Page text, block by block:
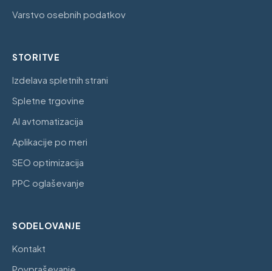
Varstvo osebnih podatkov
STORITVE
Izdelava spletnih strani
Spletne trgovine
AI avtomatizacija
Aplikacije po meri
SEO optimizacija
PPC oglaševanje
SODELOVANJE
Kontakt